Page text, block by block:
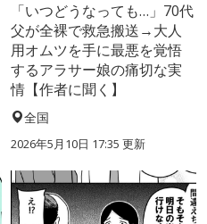
「いつどうなっても…」70代
父が全裸で救急搬送→大人
用オムツを手に最悪を覚悟
するアラサー娘の痛切な実
情【作者に聞く】
全国
2026年5月10日 17:35 更新